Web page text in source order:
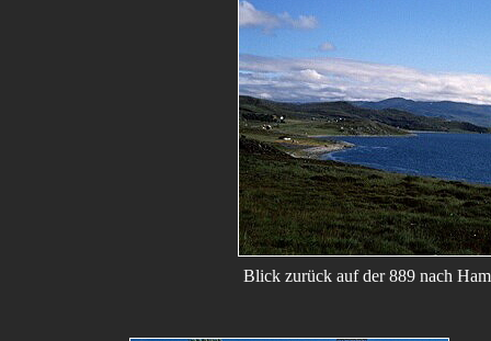
Blick zurück auf der 889 nach